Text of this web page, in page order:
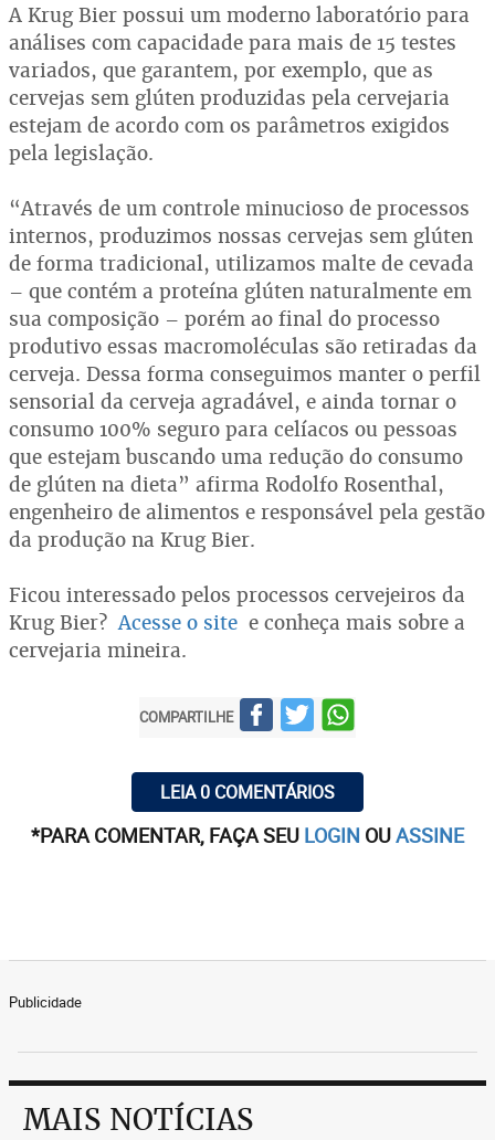
A Krug Bier possui um moderno laboratório para
análises com capacidade para mais de 15 testes
variados, que garantem, por exemplo, que as
cervejas sem glúten produzidas pela cervejaria
estejam de acordo com os parâmetros exigidos
pela legislação.
“Através de um controle minucioso de processos
internos, produzimos nossas cervejas sem glúten
de forma tradicional, utilizamos malte de cevada
– que contém a proteína glúten naturalmente em
sua composição – porém ao final do processo
produtivo essas macromoléculas são retiradas da
cerveja. Dessa forma conseguimos manter o perfil
sensorial da cerveja agradável, e ainda tornar o
consumo 100% seguro para celíacos ou pessoas
que estejam buscando uma redução do consumo
de glúten na dieta” afirma Rodolfo Rosenthal,
engenheiro de alimentos e responsável pela gestão
da produção na Krug Bier.
Ficou interessado pelos processos cervejeiros da
Krug Bier?Acesse o site e conheça mais sobre a
cervejaria mineira.
COMPARTILHE
LEIA 0 COMENTÁRIOS
*PARA COMENTAR, FAÇA SEU LOGIN OUASSINE
Publicidade
MAIS NOTÍCIAS